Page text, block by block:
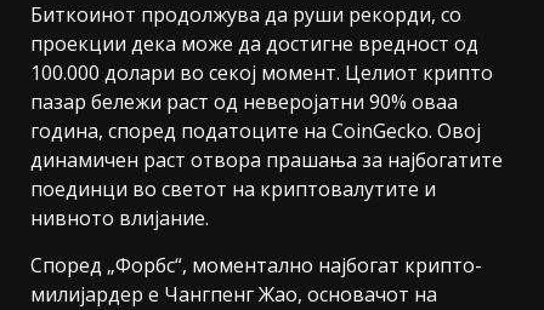
Биткоинот продолжува да руши рекорди, со
проекции дека може да достигне вредност од
100.000 долари во секој момент. Целиот крипто
пазар бележи раст од неверојатни 90% оваа
година, според податоците на CoinGecko. Овој
динамичен раст отвора прашања за најбогатите
поединци во светот на криптовалутите и
нивното влијание.
Според „Форбс“, моментално најбогат крипто-
милијардер е Чангпенг Жао, основачот на